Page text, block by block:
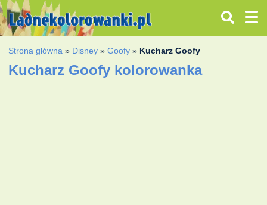
Strona główna » Disney »Goofy » Kucharz Goofy
Kucharz Goofy kolorowanka